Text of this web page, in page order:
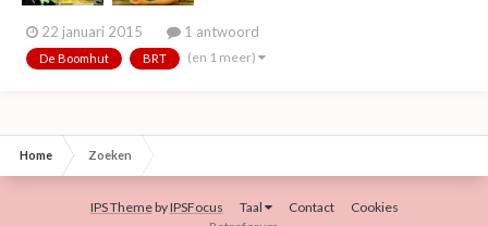
22 januari 2015 1 antwoord
De Boomhut BRT (en 1 meer)
Home Zoeken
IPS ThemebyIPSFocus Taal Contact
Cookies